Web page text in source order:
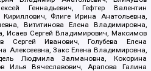
Геннадьевич, Гефтер Валентин
Флиге Ирина Анатольевна,
Вититинова Елена Владимировна,
Исаев Сергей Владимирович, Максимов
Сергей Иванович, Голубева Елена
Алексеевна, Закс Елена Владимировна,
Людмила Залмановна, Кокорина
Илья Вячеславович, Арапова Галина